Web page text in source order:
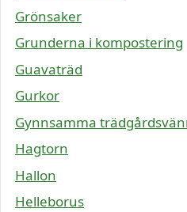
Grönsaker
Grunderna i kompostering
Guavaträd
Gurkor
Gynnsamma
Hagtorn
Hallon
Helleborus